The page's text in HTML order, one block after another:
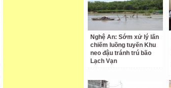
Nghệ An: Sớm xử lý lấn
chiếm luồng tuyến Khu
neo đậu tránh trú bão
Lạch Vạn